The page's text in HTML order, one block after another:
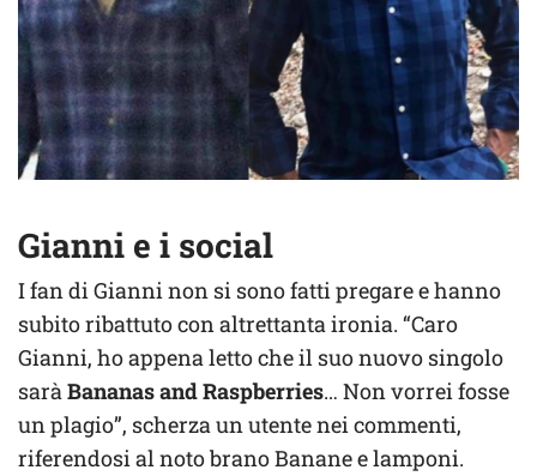
Gianni e i social
I fan di Gianni non si sono fatti pregare e hanno
subito ribattuto con altrettanta ironia. “Caro
Gianni, ho appena letto che il suo nuovo singolo
saràBananas and Raspberries… Non vorrei fosse
un plagio”, scherza un utente nei commenti,
riferendosi al noto brano Banane e lamponi.